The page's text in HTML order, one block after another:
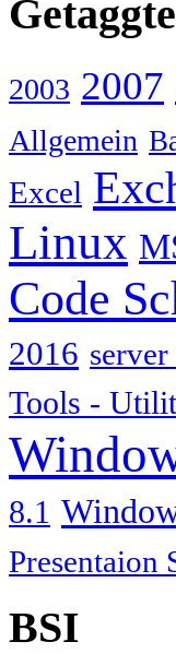
2003 2007
Allgemein
Excel
Linux
Code
2016
Tools -
8.1
Presentaion
BSI